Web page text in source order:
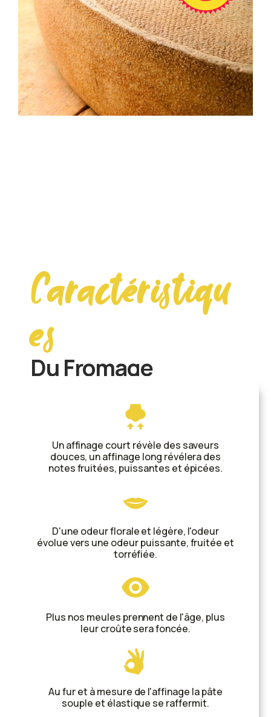
Caractéristiqu
es
Du Fromage
Un affinage court révèle des saveurs
douces, un affinage long révélera des
notes fruitées, puissantes et épicées.
D'une odeur florale et légère, l'odeur
évolue vers une odeur puissante, fruitée et
torréfiée.
Plus nos meules prennent de l'âge, plus
leur croûte sera foncée.
Au fur et à mesure de l'affinage la pâte
souple et élastique se raffermit.